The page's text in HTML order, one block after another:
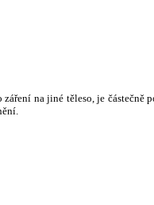
na jiné těleso, je částečně